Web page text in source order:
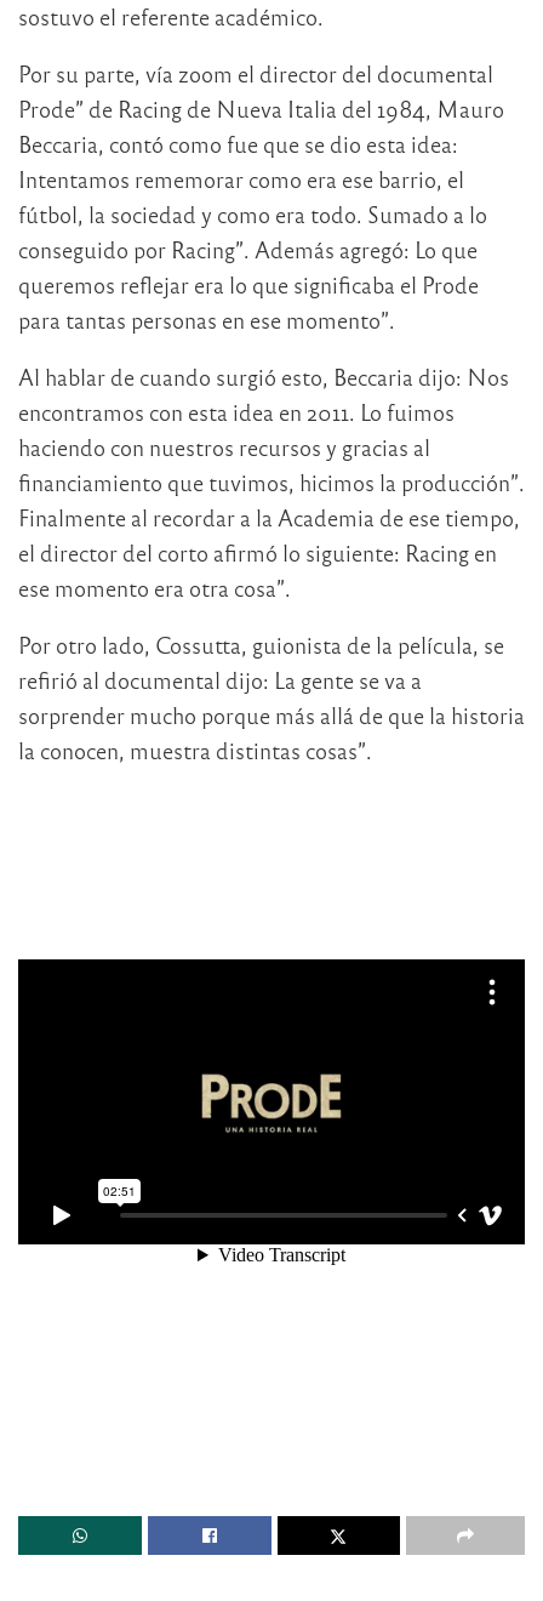
sostuvo el referente académico.
Por su parte, vía zoom el director del documental
Prode” de Racing de Nueva Italia del 1984, Mauro
Beccaria, contó como fue que se dio esta idea:
Intentamos rememorar como era ese barrio, el
fútbol, la sociedad y como era todo. Sumado a lo
conseguido por Racing”. Además agregó: Lo que
queremos reflejar era lo que significaba el Prode
para tantas personas en ese momento”.
Al hablar de cuando surgió esto, Beccaria dijo: Nos
encontramos con esta idea en 2011. Lo fuimos
haciendo con nuestros recursos y gracias al
financiamiento que tuvimos, hicimos la producción”.
Finalmente al recordar a la Academia de ese tiempo,
el director del corto afirmó lo siguiente: Racing en
ese momento era otra cosa”.
Por otro lado, Cossutta, guionista de la película, se
refirió al documental dijo: La gente se va a
sorprender mucho porque más allá de que la historia
la conocen, muestra distintas cosas”.